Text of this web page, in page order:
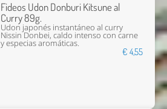
Fideos Udon Donburi Kitsune al
Curry 89g.
Udon japonés instantáneo al curry
Nissin Donbei, caldo intenso con carne
y especias aromáticas.
€ 4,55